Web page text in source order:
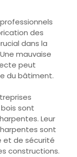
des
dans la
mauvaise
peut
du bâtiment.
sont
Leur
sont
et de sécurité
constructions.